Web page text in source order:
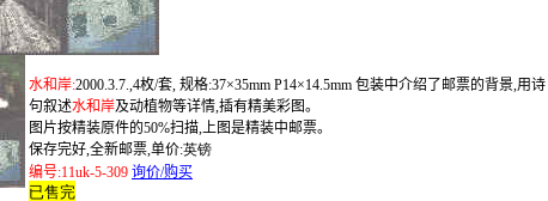
水和岸:2000.3.7.,4枚/套, 规格:37×35mm P14×14.5mm 包装中介绍了邮票的背景,用诗
句叙述水和岸及动植物等详情,插有精美彩图。
图片按精装原件的50%扫描,上图是精装中邮票。
保存完好,全新邮票,单价:英镑
编号:11uk-5-309 询价/购买
已售完